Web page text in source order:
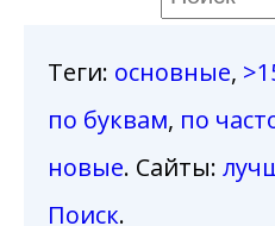
Теги: основные,
по буквам, по
новые. Сайты:
Поиск.